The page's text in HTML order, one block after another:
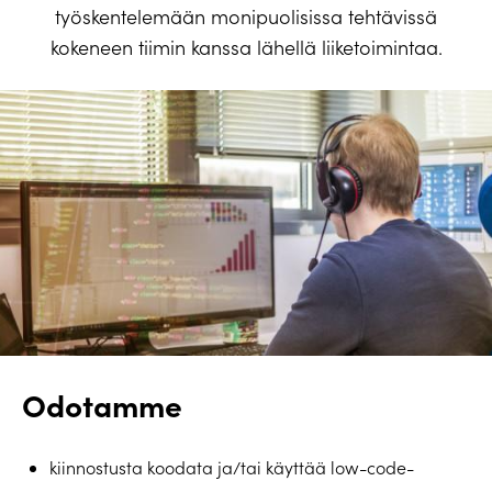
työskentelemään monipuolisissa tehtävissä
kokeneen tiimin kanssa lähellä liiketoimintaa.
Odotamme
kiinnostusta koodata ja/tai käyttää low-code-